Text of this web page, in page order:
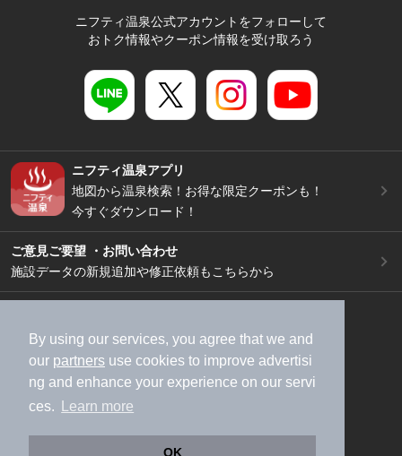
By using our services, you agree that we and
our partners use cookies to improve advertisi
ng and enhance your experience on our servi
ces.
Learn more
OK
ニフティ温泉公式アカウントをフォローして
おトク情報やクーポン情報を受け取ろう
ニフティ温泉アプリ
地図から温泉検索！お得な限定クーポンも！
今すぐダウンロード！
ご意見ご要望 ・お問い合わせ
施設データの新規追加や修正依頼もこちらから
加盟店募集（資料請求）
広告出稿のご案内
利用規約
ライフスタイルMEMBERS+規約
特定商取引法に基づく表記
ヘルプ
採用情報
運営会社